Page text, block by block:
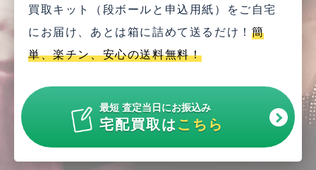
買取キット（段ボールと申込用紙）をご自宅
にお届け、 あとは箱に詰めて送るだけ！ 簡
単、楽チン、安心の送料無料！
最短 査定当日にお振込み
宅配買取はこちら